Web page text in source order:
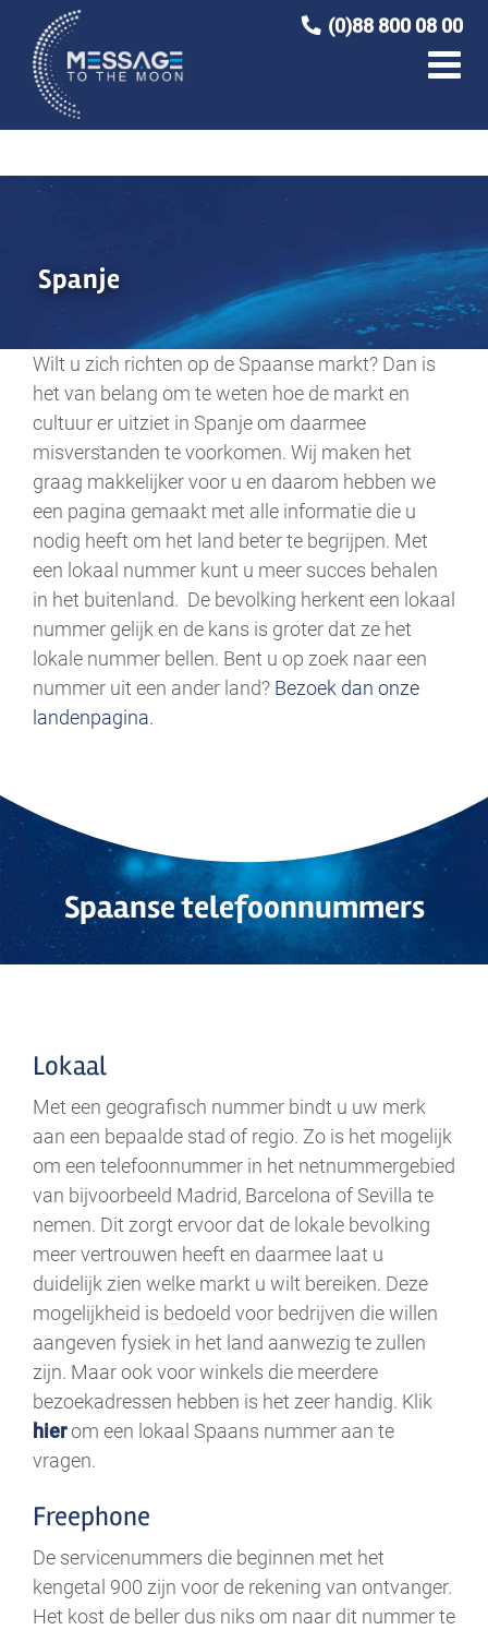
(0)88 800 08 00
naar
inhoud
Spanje
Wilt u zich richten op de Spaanse markt? Dan is
het van belang om te weten hoe de markt en
cultuur er uitziet in Spanje om daarmee
misverstanden te voorkomen. Wij maken het
graag makkelijker voor u en daarom hebben we
een pagina gemaakt met alle informatie die u
nodig heeft om het land beter te begrijpen. Met
een lokaal nummer kunt u meer succes behalen
in het buitenland. De bevolking herkent een lokaal
nummer gelijk en de kans is groter dat ze het
lokale nummer bellen. Bent u op zoek naar een
nummer uit een ander land? Bezoek dan onze
landenpagina.
Spaanse telefoonnummers
Lokaal
Met een geografisch nummer bindt u uw merk
aan een bepaalde stad of regio. Zo is het mogelijk
om een telefoonnummer in het netnummergebied
van bijvoorbeeld Madrid, Barcelona of Sevilla te
nemen. Dit zorgt ervoor dat de lokale bevolking
meer vertrouwen heeft en daarmee laat u
duidelijk zien welke markt u wilt bereiken. Deze
mogelijkheid is bedoeld voor bedrijven die willen
aangeven fysiek in het land aanwezig te zullen
zijn. Maar ook voor winkels die meerdere
bezoekadressen hebben is het zeer handig. Klik
hierom een lokaal Spaans nummer aan te
vragen.
Freephone
De servicenummers die beginnen met het
kengetal 900 zijn voor de rekening van ontvanger.
Het kost de beller dus niks om naar dit nummer te